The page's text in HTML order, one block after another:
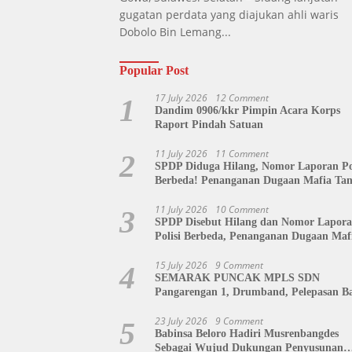
gugatan perdata yang diajukan ahli waris
Dobolo Bin Lemang...
Popular Post
1 17 July 2026 12 Comment
Dandim 0906/kkr Pimpin Acara Korps
Raport Pindah Satuan
2 11 July 2026 11 Comment
SPDP Diduga Hilang, Nomor Laporan
Berbeda! Penanganan Dugaan Mafia
Siap Kawal Hingga Tingkat Pusat
3 11 July 2026 10 Comment
SPDP Disebut Hilang dan Nomor
Polisi Berbeda, Penanganan Dugaan
4 15 July 2026 9 Comment
SEMARAK PUNCAK MPLS SDN
Pangarengan 1, Drumband, Pelepasan
Kegiatan
5 23 July 2026 9 Comment
Babinsa Beloro Hadiri Musrenbangdes
Sebagai Wujud Dukungan Penyusunan